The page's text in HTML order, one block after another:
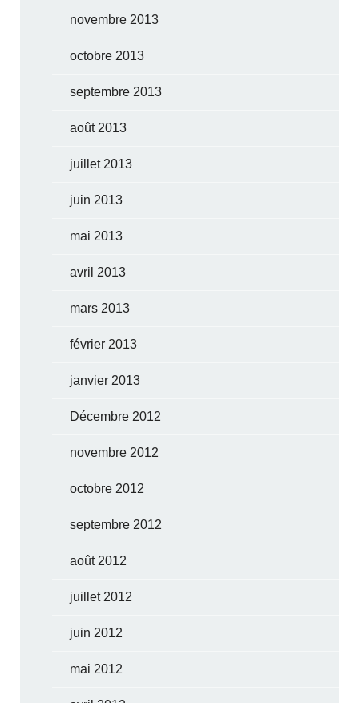
novembre 2013
octobre 2013
septembre 2013
août 2013
juillet 2013
juin 2013
mai 2013
avril 2013
mars 2013
février 2013
janvier 2013
Décembre 2012
novembre 2012
octobre 2012
septembre 2012
août 2012
juillet 2012
juin 2012
mai 2012